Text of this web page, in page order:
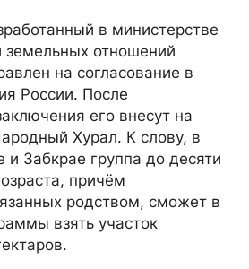
в министерстве
отношений
на согласование в
России. После
его внесут на
Хурал. К слову, в
и Забкрае группа до десяти
причём
родством, сможет в
взять участок